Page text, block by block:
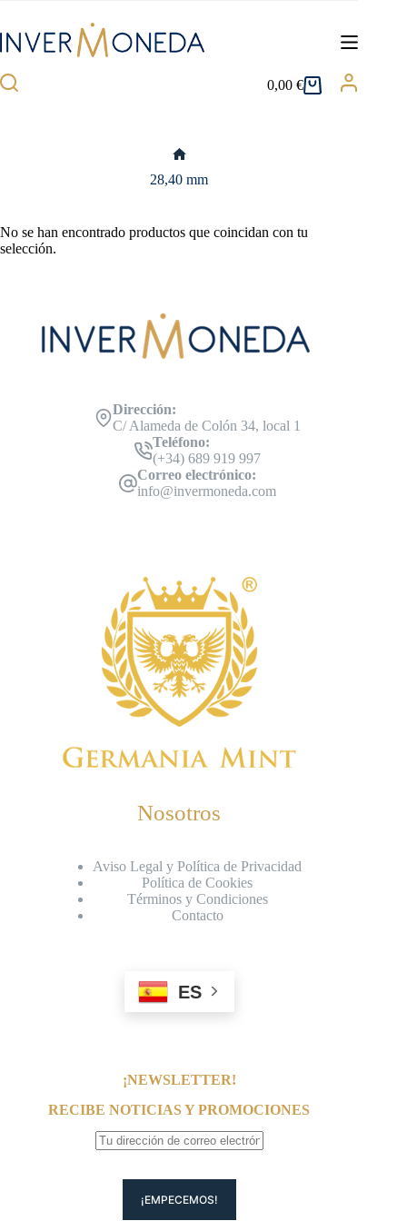
contenido
Carro
0,00€
28,40 mm
No se han encontrado productos que coincidan con tu
selección.
Dirección:
C/ Alameda de Colón 34, local 1
Teléfono:
(+34) 689 919 997
Correo electrónico:
info@invermoneda.com
Nosotros
Aviso Legal y Política de Privacidad
Política de Cookies
Términos y Condiciones
Contacto
ES
¡NEWSLETTER!
RECIBE NOTICIAS Y PROMOCIONES